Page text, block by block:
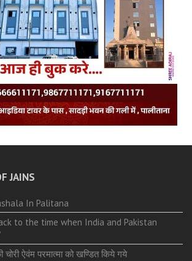
JAINS
In Palitana
to the time when India and Pakistan
चोरी ऐवंम परमात्मा को खण्डित किये गये